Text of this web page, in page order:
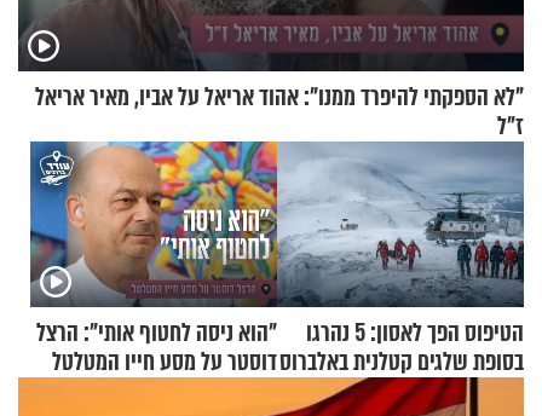
"לא הספקתי להיפרד ממנו": אהוד אריאל על אביו, מאיר אריאל
ז"ל
הטיפוס הפך לאסון: 5 נהרגו
בסופת שלגים קטלנית באלברוס
"הוא ניסה לחטוף אותי": הרצל
דוסטר על מסע חייו המטלטל